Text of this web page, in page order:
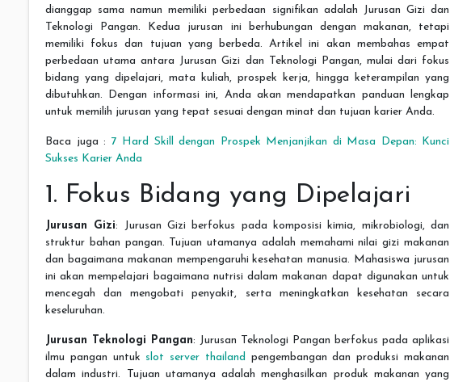
dianggap sama namun memiliki perbedaan signifikan adalah Jurusan Gizi dan
Teknologi Pangan. Kedua jurusan ini berhubungan dengan makanan, tetapi
memiliki fokus dan tujuan yang berbeda. Artikel ini akan membahas empat
perbedaan utama antara Jurusan Gizi dan Teknologi Pangan, mulai dari fokus
bidang yang dipelajari, mata kuliah, prospek kerja, hingga keterampilan yang
dibutuhkan. Dengan informasi ini, Anda akan mendapatkan panduan lengkap
untuk memilih jurusan yang tepat sesuai dengan minat dan tujuan karier Anda.
Baca juga : 7 Hard Skill dengan Prospek Menjanjikan di Masa Depan: Kunci
Sukses Karier Anda
1. Fokus Bidang yang Dipelajari
Jurusan Gizi: Jurusan Gizi berfokus pada komposisi kimia, mikrobiologi, dan
struktur bahan pangan. Tujuan utamanya adalah memahami nilai gizi makanan
dan bagaimana makanan mempengaruhi kesehatan manusia. Mahasiswa jurusan
ini akan mempelajari bagaimana nutrisi dalam makanan dapat digunakan untuk
mencegah dan mengobati penyakit, serta meningkatkan kesehatan secara
keseluruhan.
Jurusan Teknologi Pangan: Jurusan Teknologi Pangan berfokus pada aplikasi
ilmu pangan untuk slot server thailand pengembangan dan produksi makanan
dalam industri. Tujuan utamanya adalah menghasilkan produk makanan yang